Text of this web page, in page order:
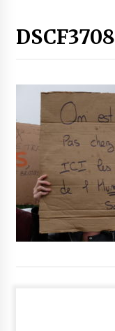
DSCF3708